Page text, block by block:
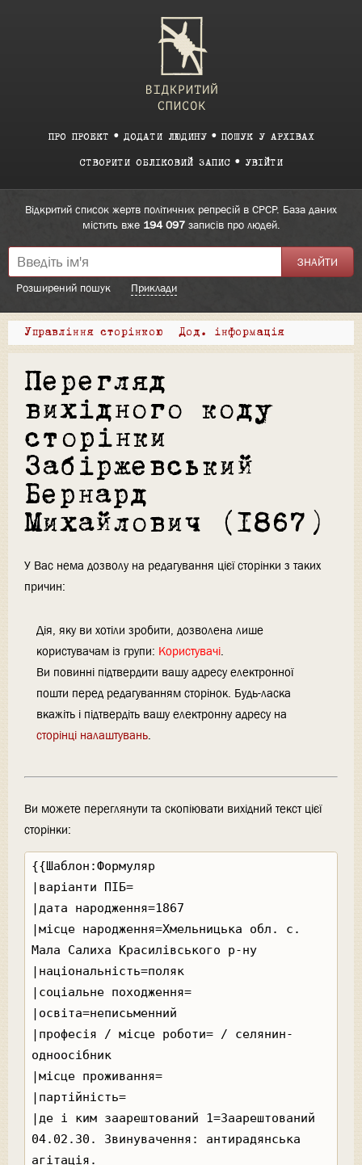
ПРО ПРОЕКТ ДОДАТИ ЛЮДИНУ ПОШУК У АРХІВАХ
СТВОРИТИ ОБЛІКОВИЙ ЗАПИС УВІЙТИ
Відкритий список жертв політичних репресій в СРСР. База даних
містить вже 194 097записів про людей.
Розширений пошук Приклади
Управління сторінкою Дод. інформація
Перегляд
вихідного коду
сторінки
Забіржевський
Бернард
Михайлович (1867)
У Вас нема дозволу на редагування цієї сторінки з таких
причин:
Дія, яку ви хотіли зробити, дозволена лише
користувачам із групи: Користувачі.
Ви повинні підтвердити вашу адресу електронної
пошти перед редагуванням сторінок. Будь-ласка
вкажіть і підтвердіть вашу електронну адресу на
сторінці налаштувань.
Ви можете переглянути та скопіювати вихідний текст цієї
сторінки: